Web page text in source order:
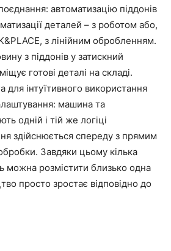
автоматизацію піддонів
деталей – з роботом або,
з лінійним обробленням.
з піддонів у затискний
готові деталі на складі.
для інтуїтивного використання
машина та
одній і тій же логіці
здійснюється спереду з прямим
Завдяки цьому кілька
можна розмістити близько одна
просто зростає відповідно до